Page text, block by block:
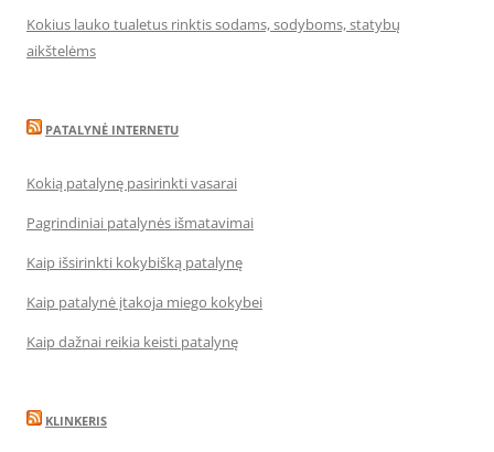
Kokius lauko tualetus rinktis sodams, sodyboms, statybų
aikštelėms
PATALYNĖ INTERNETU
Kokią patalynę pasirinkti vasarai
Pagrindiniai patalynės išmatavimai
Kaip išsirinkti kokybišką patalynę
Kaip patalynė įtakoja miego kokybei
Kaip dažnai reikia keisti patalynę
KLINKERIS